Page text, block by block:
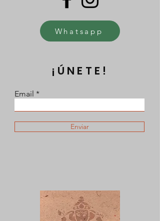
Whatsapp
¡ÚNETE!
Email
Enviar